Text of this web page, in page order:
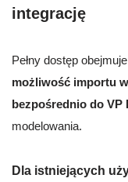
integrację
Pełny dostęp obejmuje
możliwość importu
bezpośrednio do VP
modelowania.
Dla istniejących